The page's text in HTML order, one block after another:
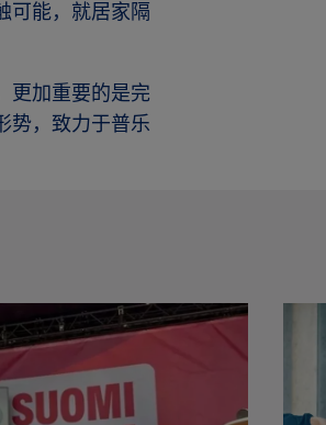
可能，就居家隔
更加重要的是完
势，致力于普乐